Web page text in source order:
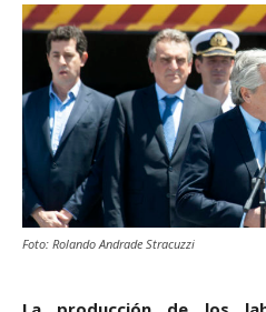
Foto: Rolando Andrade Stracuzzi